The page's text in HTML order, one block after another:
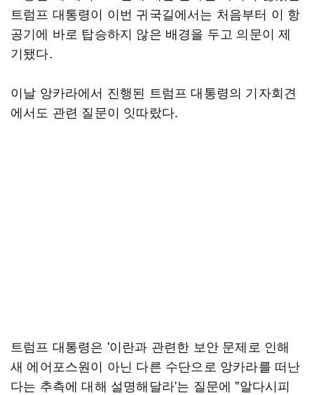
트럼프 대통령이 이번 귀국길에서는 처음부터 이 항
공기에 바로 탑승하지 않은 배경을 두고 의문이 제
기됐다.
이날 앙카라에서 진행된 트럼프 대통령의 기자회견
에서도 관련 질문이 잇따랐다.
트럼프 대통령은 '이란과 관련한 보안 문제로 인해
새 에어포스원이 아닌 다른 수단으로 앙카라를 떠난
다는 추측에 대해 설명해달라'는 질문에 "알다시피